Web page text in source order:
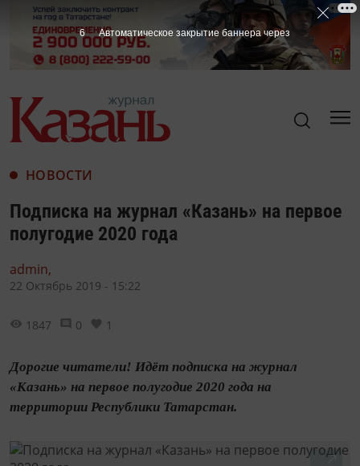
НОВОСТИ
Подписка на журнал «Казань» на первое
полугодие 2020 года
admin,
22 Октябрь 2019 - 15:22
1847 0 1
Дорогие читатели! Идёт подписка на журнал
«Казань» на первое полугодие 2020 года на
территории Республики Татарстан.
5 Автоматическое закрытие баннера через